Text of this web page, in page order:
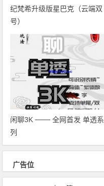
纪梵希升级版星巴克（云端双
号）
闲聊3K ─── 全网首发 单透系
列
广告位